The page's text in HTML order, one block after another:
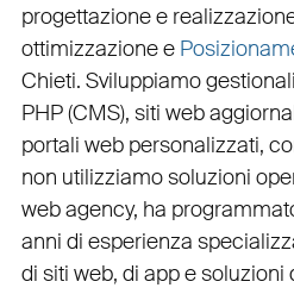
progettazione e
ottimizzazionee
Chieti. Sviluppiamo
PHP(CMS), siti web
portali web personalizzati,
non utilizziamo soluzioni
web agency, ha
anni di esperienza
di siti web, di app e soluzioni